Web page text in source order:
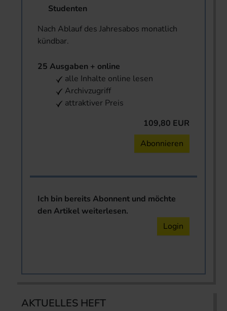
Studenten
Nach Ablauf des Jahresabos monatlich
kündbar.
25 Ausgaben + online
alle Inhalte online lesen
Archivzugriff
attraktiver Preis
109,80 EUR
Abonnieren
Ich bin bereits Abonnent und möchte
den Artikel weiterlesen.
Login
AKTUELLES HEFT